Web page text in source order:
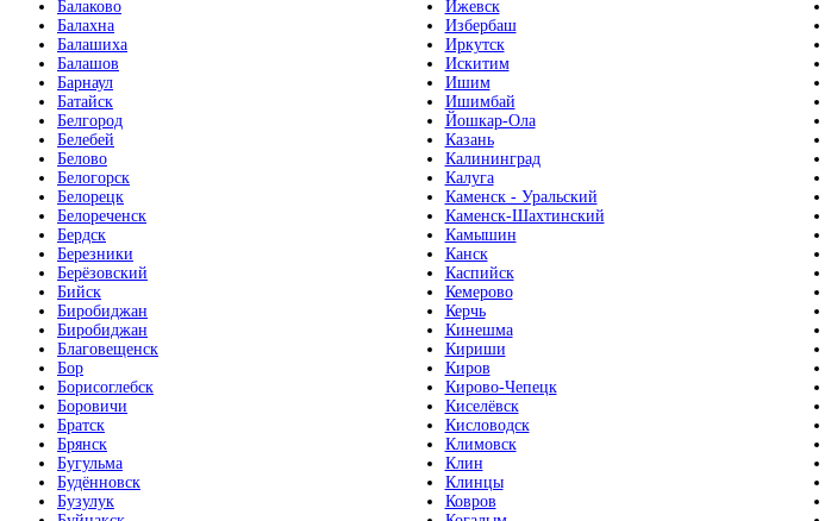
Балаково
Балахна
Балашиха
Балашов
Барнаул
Батайск
Белгород
Белебей
Белово
Белогорск
Белорецк
Белореченск
Бердск
Березники
Берёзовский
Бийск
Биробиджан
Биробиджан
Благовещенск
Бор
Борисоглебск
Боровичи
Братск
Брянск
Бугульма
Будённовск
Бузулук
Ижевск
Избербаш
Иркутск
Искитим
Ишим
Ишимбай
Йошкар-Ола
Казань
Калининград
Калуга
Каменск - Уральский
Каменск-Шахтинский
Камышин
Канск
Каспийск
Кемерово
Керчь
Кинешма
Кириши
Киров
Кирово-Чепецк
Киселёвск
Кисловодск
Климовск
Клин
Клинцы
Ковров